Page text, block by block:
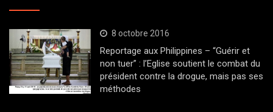
8 octobre 2016
Reportage aux Philippines – “Guérir et
non tuer” : l’Eglise soutient le combat du
président contre la drogue, mais pas ses
méthodes